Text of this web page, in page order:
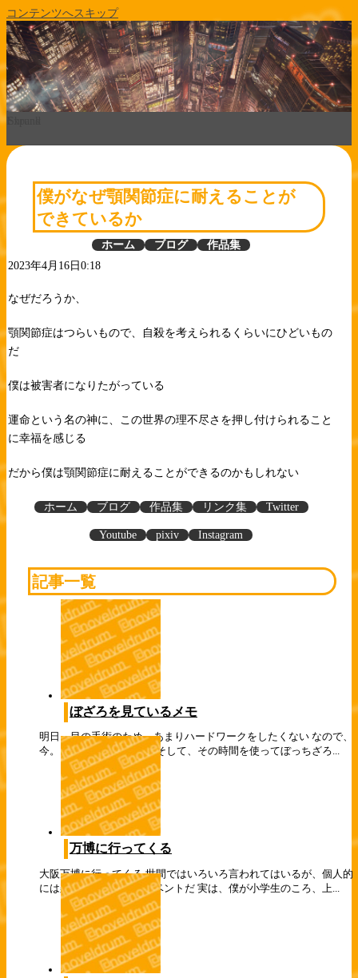
コンテンツへスキップ
僕がなぜ顎関節症に耐えることが
できているか
ホーム ブログ
作品集
2023年4月16日0:18
なぜだろうか、
顎関節症はつらいもので、自殺を考えられるくらいにひどいもの
だ
僕は被害者になりたがっている
運命という名の神に、この世界の理不尽さを押し付けられること
に幸福を感じる
だから僕は顎関節症に耐えることができるのかもしれない
ホーム ブログ 作品集 リンク集 Twitter
Youtube pixiv Instagram
記事一覧
ぼざろを見ているメモ
明日、目の手術のため、あまりハードワークをしたくない なので、
今。レンダリング中だ、 そして、その時間を使ってぼっちざろ...
万博に行ってくる
大阪万博に行ってくる 世間ではいろいろ言われてはいるが、個人的
には楽しみにしていたイベントだ 実は、僕が小学生のころ、上...